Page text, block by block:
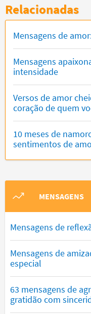
Relacionadas
Mensagens de
Mensagens
intensidade
Versos de amor
coração de quem
10 meses de
sentimentos de
MENSAGENS
Mensagens de
Mensagens de
especial
63 mensagens de
gratidão com